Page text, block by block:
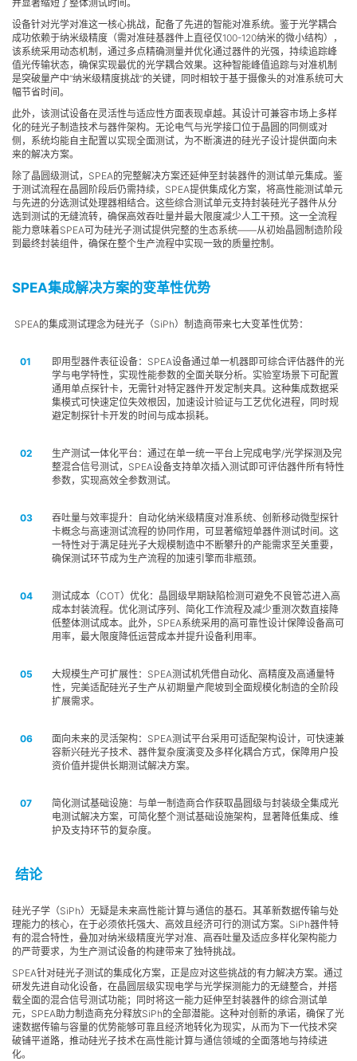
并显著缩短了整体测试时间。
设备针对光学对准这一核心挑战，配备了先进的智能对准系统。鉴于光学耦合
成功依赖于纳米级精度（需对准硅基器件上直径仅100-120纳米的微小结构），
该系统采用动态机制，通过多点精确测量并优化通过器件的光强，持续追踪峰
值光传输状态，确保实现最优的光学耦合效果。这种智能峰值追踪与对准机制
是突破量产中“纳米级精度挑战”的关键，同时相较于基于摄像头的对准系统可大
幅节省时间。
此外，该测试设备在灵活性与适应性方面表现卓越。其设计可兼容市场上多样
化的硅光子制造技术与器件架构。无论电气与光学接口位于晶圆的同侧或对
侧，系统均能自主配置以实现全面测试，为不断演进的硅光子设计提供面向未
来的解决方案。
除了晶圆级测试，SPEA的完整解决方案还延伸至封装器件的测试单元集成。鉴
于测试流程在晶圆阶段后仍需持续，SPEA提供集成化方案，将高性能测试单元
与先进的分选测试处理器相结合。这些综合测试单元支持封装硅光子器件从分
选到测试的无缝流转，确保高效吞吐量并最大限度减少人工干预。这一全流程
能力意味着SPEA可为硅光子测试提供完整的生态系统——从初始晶圆制造阶段
到最终封装组件，确保在整个生产流程中实现一致的质量控制。
SPEA集成解决方案的变革性优势
SPEA的集成测试理念为硅光子（SiPh）制造商带来七大变革性优势：
即用型器件表征设备：SPEA设备通过单一机器即可综合评估器件的光
学与电学特性，实现性能参数的全面关联分析。实验室场景下可配置
通用单点探针卡，无需针对特定器件开发定制夹具。这种集成数据采
集模式可快速定位失效根因，加速设计验证与工艺优化进程，同时规
避定制探针卡开发的时间与成本损耗。
生产测试一体化平台：通过在单一统一平台上完成电学/光学探测及完
整混合信号测试，SPEA设备支持单次插入测试即可评估器件所有特性
参数，实现高效全参数测试。
吞吐量与效率提升：自动化纳米级精度对准系统、创新移动微型探针
卡概念与高速测试流程的协同作用，可显著缩短单器件测试时间。这
一特性对于满足硅光子大规模制造中不断攀升的产能需求至关重要，
确保测试环节成为生产流程的加速引擎而非瓶颈。
测试成本（COT）优化：晶圆级早期缺陷检测可避免不良管芯进入高
成本封装流程。优化测试序列、简化工作流程及减少重测次数直接降
低整体测试成本。此外，SPEA系统采用的高可靠性设计保障设备高可
用率，最大限度降低运营成本并提升设备利用率。
大规模生产可扩展性：SPEA测试机凭借自动化、高精度及高通量特
性，完美适配硅光子生产从初期量产爬坡到全面规模化制造的全阶段
扩展需求。
面向未来的灵活架构：SPEA测试平台采用可适配架构设计，可快速兼
容新兴硅光子技术、器件复杂度演变及多样化耦合方式，保障用户投
资价值并提供长期测试解决方案。
简化测试基础设施：与单一制造商合作获取晶圆级与封装级全集成光
电测试解决方案，可简化整个测试基础设施架构，显著降低集成、维
护及支持环节的复杂度。
结论
硅光子学（SiPh）无疑是未来高性能计算与通信的基石。其革新数据传输与处
理能力的核心，在于必须依托强大、高效且经济可行的测试方案。SiPh器件特
有的混合特性，叠加对纳米级精度光学对准、高吞吐量及适应多样化架构能力
的严苛要求，为生产测试设备的构建带来了独特挑战。
SPEA针对硅光子测试的集成化方案，正是应对这些挑战的有力解决方案。通过
研发先进自动化设备，在晶圆层级实现电学与光学探测能力的无缝整合，并搭
载全面的混合信号测试功能；同时将这一能力延伸至封装器件的综合测试单
元，SPEA助力制造商充分释放SiPh的全部潜能。这种对创新的承诺，确保了光
速数据传输与容量的优势能够可靠且经济地转化为现实，从而为下一代技术突
破铺平道路，推动硅光子技术在高性能计算与通信领域的全面落地与持续进
化。